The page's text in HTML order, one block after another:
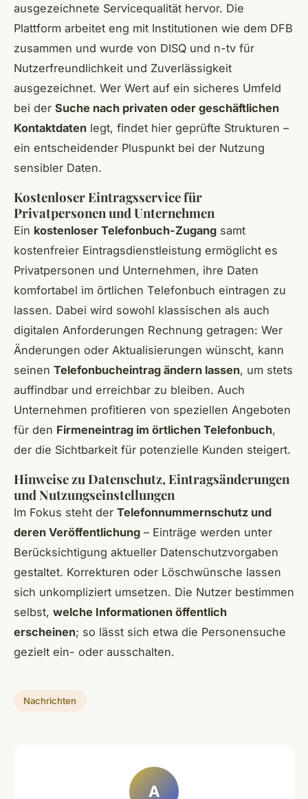
ausgezeichnete Servicequalität hervor. Die
Plattform arbeitet eng mit Institutionen wie dem DFB
zusammen und wurde von DISQ und n-tv für
Nutzerfreundlichkeit und Zuverlässigkeit
ausgezeichnet. Wer Wert auf ein sicheres Umfeld
bei der Suche nach privaten oder geschäftlichen
Kontaktdaten legt, findet hier geprüfte Strukturen –
ein entscheidender Pluspunkt bei der Nutzung
sensibler Daten.
Kostenloser Eintragsservice für
Privatpersonen und Unternehmen
Ein kostenloser Telefonbuch-Zugang samt
kostenfreier Eintragsdienstleistung ermöglicht es
Privatpersonen und Unternehmen, ihre Daten
komfortabel im örtlichen Telefonbuch eintragen zu
lassen. Dabei wird sowohl klassischen als auch
digitalen Anforderungen Rechnung getragen: Wer
Änderungen oder Aktualisierungen wünscht, kann
seinen Telefonbucheintrag ändern lassen, um stets
auffindbar und erreichbar zu bleiben. Auch
Unternehmen profitieren von speziellen Angeboten
für den Firmeneintrag im örtlichen Telefonbuch,
der die Sichtbarkeit für potenzielle Kunden steigert.
Hinweise zu Datenschutz, Eintragsänderungen
und Nutzungseinstellungen
Im Fokus steht der Telefonnummernschutz und
deren Veröffentlichung – Einträge werden unter
Berücksichtigung aktueller Datenschutzvorgaben
gestaltet. Korrekturen oder Löschwünsche lassen
sich unkompliziert umsetzen. Die Nutzer bestimmen
selbst, welche Informationen öffentlich
erscheinen; so lässt sich etwa die Personensuche
gezielt ein- oder ausschalten.
Nachrichten
A